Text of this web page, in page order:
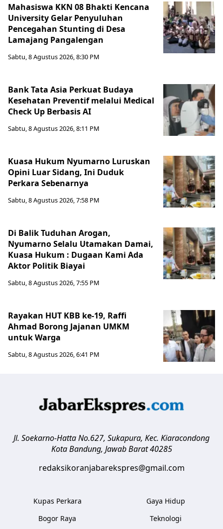
Mahasiswa KKN 08 Bhakti Kencana
University Gelar Penyuluhan
Pencegahan Stunting di Desa
Lamajang Pangalengan
Sabtu, 8 Agustus 2026, 8:30 PM
Bank Tata Asia Perkuat Budaya
Kesehatan Preventif melalui Medical
Check Up Berbasis AI
Sabtu, 8 Agustus 2026, 8:11 PM
Kuasa Hukum Nyumarno Luruskan
Opini Luar Sidang, Ini Duduk
Perkara Sebenarnya ​
Sabtu, 8 Agustus 2026, 7:58 PM
Di Balik Tuduhan Arogan,
Nyumarno Selalu Utamakan Damai,
Kuasa Hukum : Dugaan Kami Ada
Aktor Politik Biayai
Sabtu, 8 Agustus 2026, 7:55 PM
Rayakan HUT KBB ke-19, Raffi
Ahmad Borong Jajanan UMKM
untuk Warga
Sabtu, 8 Agustus 2026, 6:41 PM
Jl. Soekarno-Hatta No.627, Sukapura, Kec. Kiaracondong
Kota Bandung, Jawab Barat 40285
redaksikoranjabarekspres@gmail.com
Kupas Perkara
Bogor Raya
Gaya Hidup
Teknologi